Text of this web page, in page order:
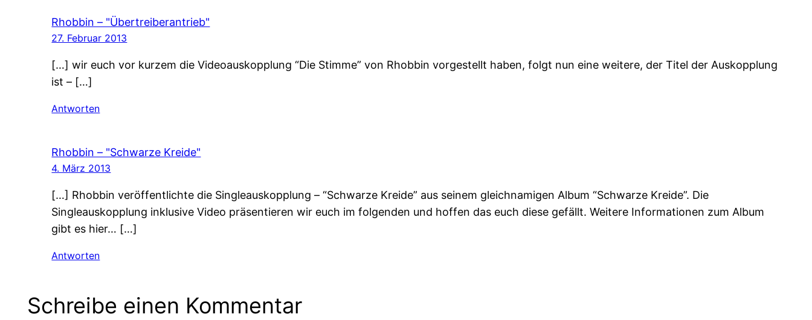
Rhobbin – "Übertreiberantrieb"
27. Februar 2013
[…] wir euch vor kurzem die Videoauskopplung “Die Stimme” von Rhobbin vorgestellt haben, folgt nun eine weitere, der Titel der Auskopplung
ist – […]
Antworten
Rhobbin – "Schwarze Kreide"
4. März 2013
[…] Rhobbin veröffentlichte die Singleauskopplung – “Schwarze Kreide” aus seinem gleichnamigen Album “Schwarze Kreide”. Die
Singleauskopplung inklusive Video präsentieren wir euch im folgenden und hoffen das euch diese gefällt. Weitere Informationen zum Album
gibt es hier… […]
Antworten
Schreibe einen Kommentar